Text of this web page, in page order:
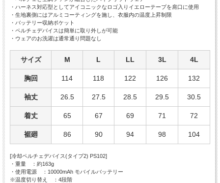
・ハーネス対応型としてアイコニックなロゴ入りイエローテープを肩口に使用
・生地裏側にはアルミコーティングを施し、衣服内の温度上昇制限
・バッテリー収納ポケット
・ペルチェデバイスは簡単に取り外しが可能
・ウェアのお洗濯は通常通り問題なし
サイズ M L LL 3L 4L
胸回 114 118 122 126 132
袖丈 26.5 27.5 28.5 29.5 30.5
着丈 65 67 69 71 72
裾廻 86 90 94 98 104
[冷却ペルチェデバイス(タイプ2) PS102]
・重量 ：約163g
・使用電源 ：10000mAh モバイルバッテリー
※温度切り替え ：4段階